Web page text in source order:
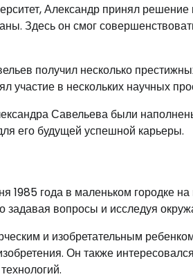
Александр принял решение
Здесь он смог
получил несколько
участие в нескольких научных
Савельева были
его будущей успешной карьеры.
1985 года в маленьком городке
задавая вопросы и исследуя
и изобретательным
Он также